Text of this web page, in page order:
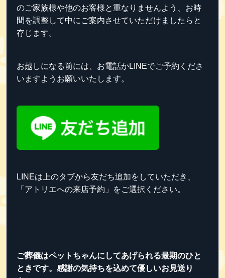
のご家族様や他のお客様と重なりませんよう、お時
間を調整して中にご案内させていただけましたらと
存じます。
お越しになる前には、お電話かLINEでご予約くださ
いますようお願いいたします。
LINEは上のタブから友だち追加をしていただき、
「アトリエへの来店予約」をご選択ください。
ご葬儀はペットちゃんにしてあげられる最期のひと
ときです。感謝の気持ちを込めて優しいお見送り